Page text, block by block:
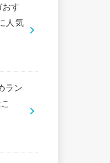
す
人気
ラン